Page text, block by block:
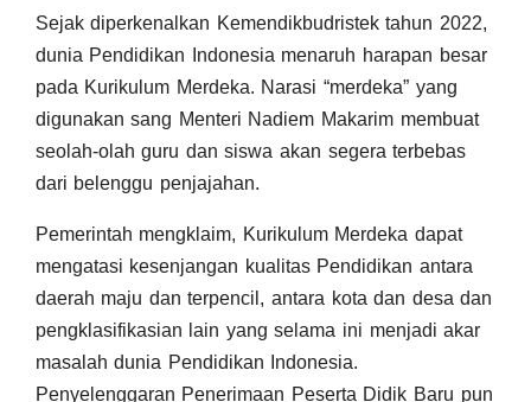
Sejak diperkenalkan Kemendikbudristek tahun 2022,
dunia Pendidikan Indonesia menaruh harapan besar
pada Kurikulum Merdeka. Narasi “merdeka” yang
digunakan sang Menteri Nadiem Makarim membuat
seolah-olah guru dan siswa akan segera terbebas
dari belenggu penjajahan.
Pemerintah mengklaim, Kurikulum Merdeka dapat
mengatasi kesenjangan kualitas Pendidikan antara
daerah maju dan terpencil, antara kota dan desa dan
pengklasifikasian lain yang selama ini menjadi akar
masalah dunia Pendidikan Indonesia.
Penyelenggaran Penerimaan Peserta Didik Baru pun